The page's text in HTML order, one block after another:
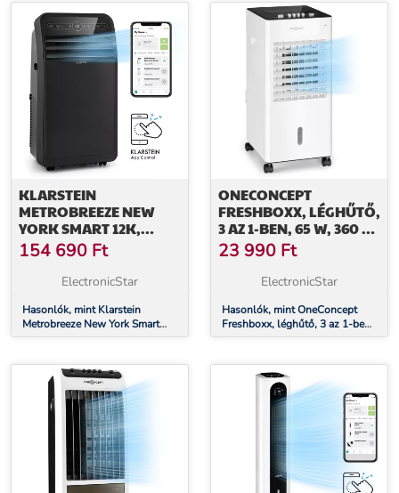
KLARSTEIN
METROBREEZE NEW
YORK SMART 12K,
MOBIL KLÍMA, 12000
BTU / 3,5 KW, A
ENERGIAOSZTÁLY,
154 690 Ft
ElectronicStar
Hasonlók, mint Klarstein
Metrobreeze New York Smart
12k, mobil klíma, 12000 BTU /
távirányító
ONECONCEPT
FRESHBOXX, LÉGHŰTŐ,
3 AZ 1-BEN, 65 W, 360 M³
/ ÓRA, 3 FOKOZATÚ
LÉGÁRAMLÁS, FEHÉR
23 990 Ft
ElectronicStar
Hasonlók, mint OneConcept
Freshboxx, léghűtő, 3 az 1-ben,
65 W, 360 m³ / óra, 3 fokozatú